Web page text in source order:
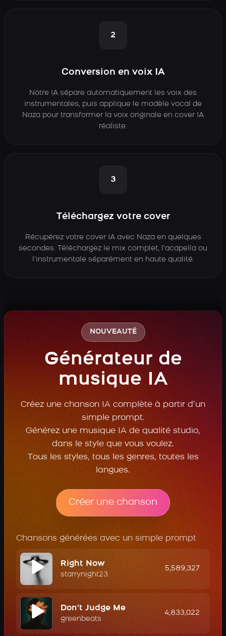
2
Conversion en voix IA
Notre IA sépare automatiquement les voix des
instrumentales, puis applique le modèle vocal de
Naza pour transformer la voix originale en cover IA
réaliste.
3
Téléchargez votre cover
Récupérez votre cover IA avec Naza en quelques
secondes. Téléchargez le mix complet, l’acapella ou
l’instrumentale séparément en haute qualité.
NOUVEAUTÉ
Générateur de
musique IA
Créez une chanson IA complète à partir d’un
simple prompt.
Générez une musique IA de qualité studio,
dans le style que vous voulez.
Tous les styles, tous les genres, toutes les
langues.
Créer une chanson
Chansons générées avec un simple prompt
Right Now
starrynight23
5,589,327
Don't Judge Me
greenbeats
4,833,022